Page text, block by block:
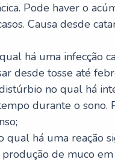
Pode haver o
Causa desde
há uma infecção
desde tosse até
no qual há
durante o sono.
qual há uma reação
de muco